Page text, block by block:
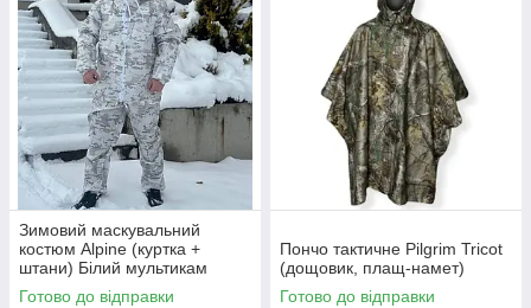
Зимовий маскувальний
костюм Alpine (куртка +
штани) Білий мультикам
Готово до відправки
Пончо тактичне Pilgrim Tricot
(дощовик, плащ-намет)
Готово до відправки